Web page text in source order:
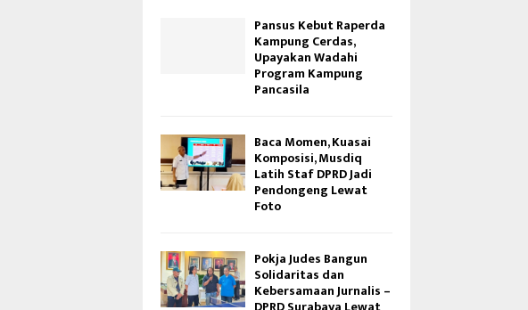
Pansus Kebut Raperda
Kampung Cerdas,
Upayakan Wadahi
Program Kampung
Pancasila
Baca Momen, Kuasai
Komposisi, Musdiq
Latih Staf DPRD Jadi
Pendongeng Lewat
Foto
Pokja Judes Bangun
Solidaritas dan
Kebersamaan Jurnalis –